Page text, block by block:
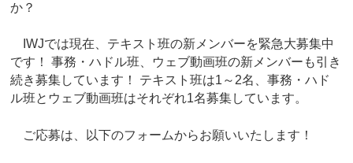
か？
IWJでは現在、テキスト班の新メンバーを緊急大募集中
です！ 事務・ハドル班、ウェブ動画班の新メンバーも引き
続き募集しています！ テキスト班は1～2名、事務・ハド
ル班とウェブ動画班はそれぞれ1名募集しています。
ご応募は、以下のフォームからお願いいたします！